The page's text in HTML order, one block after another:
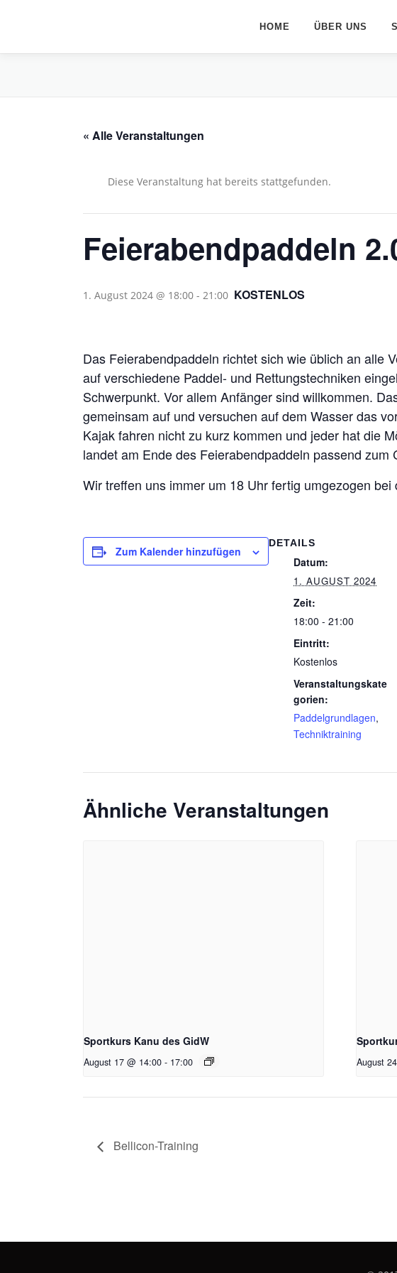
HOME ÜBER UNS
« Alle Veranstaltungen
Diese Veranstaltung hat bereits stattgefunden.
Feierabendpaddeln
1. August 2024 @ 18:00 - 21:00 KOSTENLOS
Das Feierabendpaddeln richtet sich wie üblich an alle
auf verschiedene Paddel- und Rettungstechniken
Schwerpunkt. Vor allem Anfänger sind willkommen.
gemeinsam auf und versuchen auf dem Wasser das
Kajak fahren nicht zu kurz kommen und jeder hat die
landet am Ende des Feierabendpaddeln passend
Wir treffen uns immer um 18 Uhr fertig umgezogen bei
Zum Kalender hinzufügen
DETAILS
Datum:
1. AUGUST 2024
Zeit:
18:00 - 21:00
Eintritt:
Kostenlos
Veranstaltungskate
gorien:
Paddelgrundlagen,
Techniktraining
Ähnliche Veranstaltungen
Sportkurs Kanu des GidW
August 17 @ 14:00 - 17:00 August
Bellicon-Training